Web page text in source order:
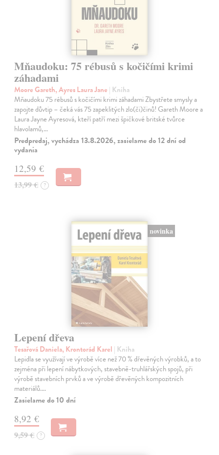
Mňaudoku: 75 rébusů s kočičími krimi
záhadami
Moore Gareth, Ayres Laura Jane | Kniha
Mňaudoku 75 rébusů s kočičími krimi záhadami Zbystřete smysly a
zapojte důvtip – čeká vás 75 zapeklitých zlo(či)činů! Gareth Moore a
Laura Jayne Ayresová, kteří patří mezi špičkové britské tvůrce
hlavolamů,…
Predpredaj, vychádza 13.8.2026, zasielame do 12 dní od
vydania
12,59 €
13,99 € ?
novinka
Lepení dřeva
Tesařová Daniela, Krontorád Karel | Kniha
Lepidla se využívají ve výrobě více než 70 % dřevěných výrobků, a to
zejména při lepení nábytkových, stavebně-truhlářských spojů, při
výrobě stavebních prvků a ve výrobě dřevěných kompozitních
materiálů.…
Zasielame do 10 dní
8,92 €
9,59 € ?